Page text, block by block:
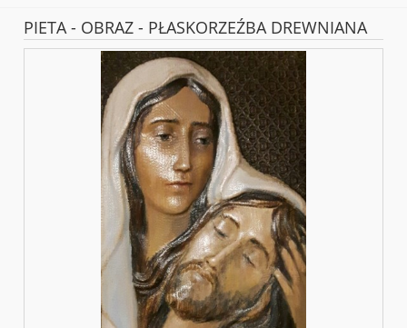
PIETA - OBRAZ - PŁASKORZEŹBA DREWNIANA